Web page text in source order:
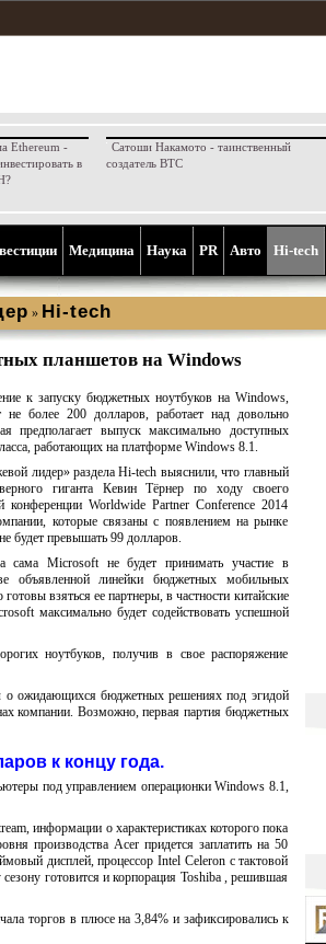
Ethereum -
в
Сатоши Накамото - таинственный
создатель BTC
Медицина Наука PR Aвто Hi-tech
» Hi-tech
планшетов на Windows
к запуску бюджетных ноутбуков на Windows,
не более 200 долларов, работает над довольно
предполагает выпуск максимально доступных
работающих на платформе Windows 8.1.
лидер» раздела Hi-tech выяснили, что главный
гиганта Кевин Тёрнер по ходу своего
конференции Worldwide Partner Conference 2014
которые связаны с появлением на рынке
будет превышать 99 долларов.
сама Microsoft не будет принимать участие в
объявленной линейки бюджетных мобильных
взяться ее партнеры, в частности китайские
максимально будет содействовать успешной
ноутбуков, получив в свое распоряжение
о ожидающихся бюджетных решениях под эгидой
компании. Возможно, первая партия бюджетных
к концу года.
под управлением операционки Windows 8.1,
информации о характеристиках которого пока
производства Acer придется заплатить на 50
дисплей, процессор Intel Celeron с тактовой
готовится и корпорация Toshiba , решившая
торгов в плюсе на 3,84% и зафиксировались к